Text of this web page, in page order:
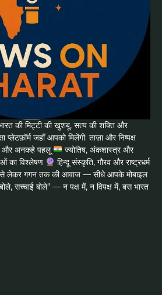
की मिट्टी की खुशबू, सत्य की शक्ति और
प्लेटफ़ॉर्म जहाँ आपको मिलेंगी: ताज़ा और निष्पक्ष
और अनकहे पहलू
ज्योतिष, अंकशास्त्र और
का विश्लेषण
हिन्दू संस्कृति, गौरव और राष्ट्रधर्म
से लेकर गगन तक की आवाज — सीधे आपके मोबाइल
बोले, सच्चाई बोले" — न पक्ष में, न विपक्ष में, बस भारत